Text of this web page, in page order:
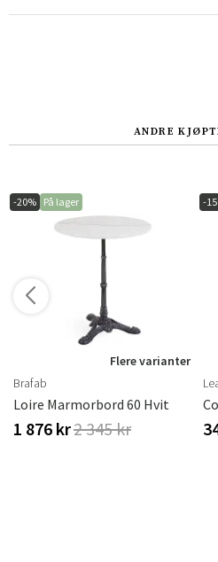
ANDRE
-20% På lager
Flere varianter
Brafab
Loire Marmorbord 60 Hvit
1 876 kr2 345 kr
-